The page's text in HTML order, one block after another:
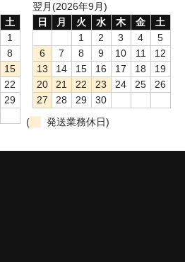
土
1
8
15
22
29
翌月(2026年9月)
日
月 火 水 木 金
土
1
2 3 4
5
6
7 8 9 10 11
12
13
14 15 16 17 18
19
20
21 22 23 24 25
26
27
28 29
30
(
発送業務休日)